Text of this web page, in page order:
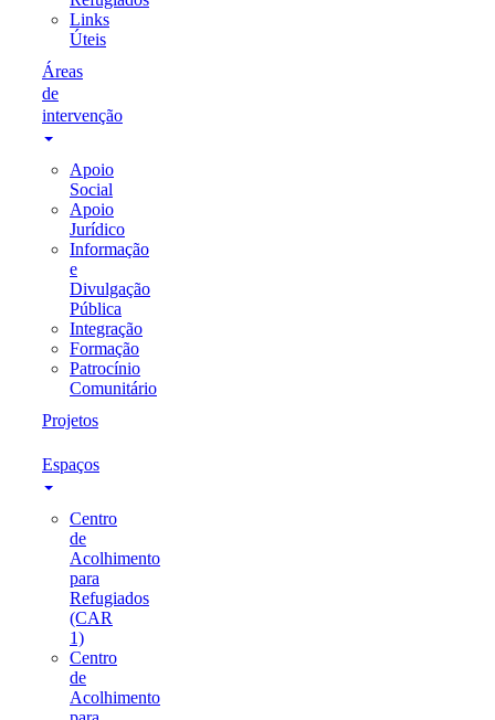
Links
Úteis
Áreas
de
intervenção
Apoio
Social
Apoio
Jurídico
Informação
e
Divulgação
Pública
Integração
Formação
Patrocínio
Comunitário
Projetos
Espaços
Centro
de
Acolhimento
para
Refugiados
(CAR
1)
Centro
de
Acolhimento